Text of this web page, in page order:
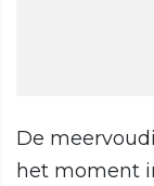
De
het moment